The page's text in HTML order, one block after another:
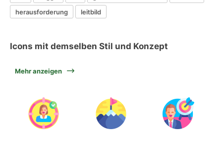
herausforderung
leitbild
Icons mit demselben Stil und Konzept
Mehr anzeigen